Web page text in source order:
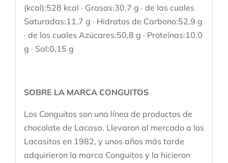
(kcal):528 kcal · Grasas:30,7 g · de las cuales
Saturadas:11,7 g · Hidratos de Carbono:52,9 g
· de los cuales Azúcares:50,8 g · Proteínas:10,0
g · Sal:0,15 g
SOBRE LA MARCA CONGUITOS
Los Conguitos son una línea de productos de
chocolate de Lacasa. Llevaron al mercado a los
Lacasitos en 1982, y unos años más tarde
adquirieron la marca Conguitos y la hicieron